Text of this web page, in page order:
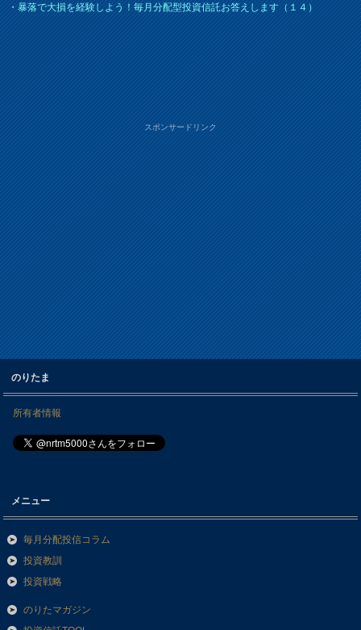
・暴落で大損を経験しよう！毎月分配型投資信託お答えします（１４）
スポンサードリンク
のりたま
所有者情報
メニュー
毎月分配投信コラム
投資教訓
投資戦略
のりたマガジン